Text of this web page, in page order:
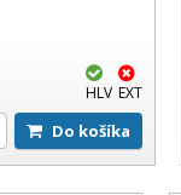
HLV EXT
Do košíka